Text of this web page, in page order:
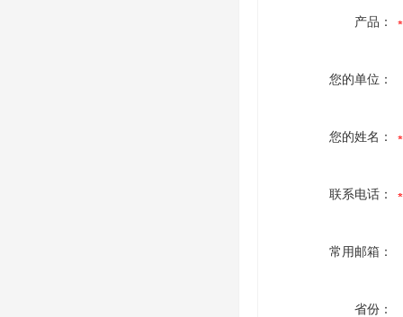
产品：
您的单位：
您的姓名：
联系电话：
常用邮箱：
省份：